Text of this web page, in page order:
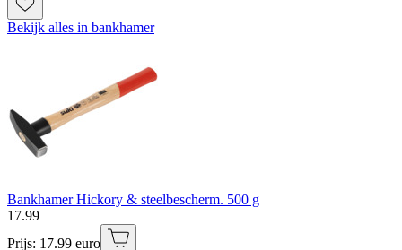
Bekijk alles in bankhamer
Bankhamer Hickory & steelbescherm. 500 g
17.99
Prijs: 17.99 euro